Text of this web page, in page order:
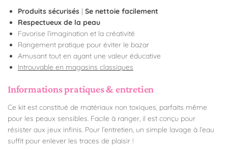
Produits sécurisés
Se nettoie facilement
Respectueux de la peau
Favorise l’imagination et la créativité
Rangement pratique pour éviter le bazar
Amusant tout en ayant une valeur éducative
Introuvable en magasins classiques
Informations pratiques & entretien
Ce kit est constitué de matériaux non toxiques, parfaits même
pour les peaux sensibles. Facile à ranger, il est conçu pour
résister aux jeux infinis. Pour l’entretien, un simple lavage à l’eau
suffit pour enlever les traces de plaisir !